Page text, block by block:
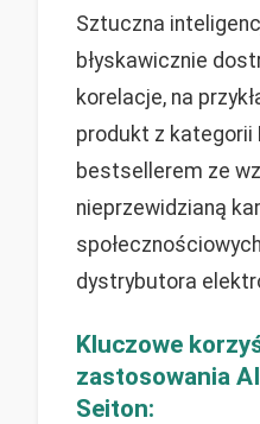
Sztuczna
błyskawicznie
korelacje, na
produkt z kategorii
bestsellerem ze
nieprzewidzianą
dystrybutora
Kluczowe
zastosowania
Seiton: